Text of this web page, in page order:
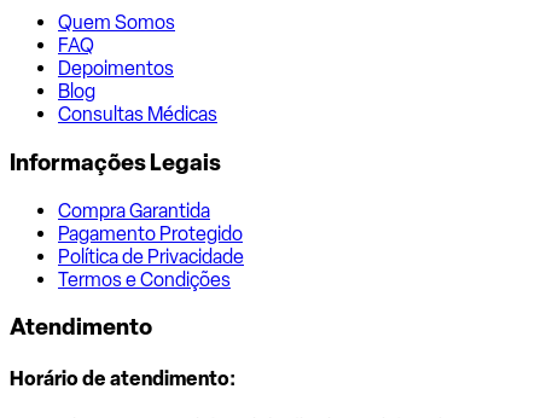
Quem Somos
FAQ
Depoimentos
Blog
Consultas Médicas
Informações Legais
Compra Garantida
Pagamento Protegido
Política de Privacidade
Termos e Condições
Atendimento
Horário de atendimento: